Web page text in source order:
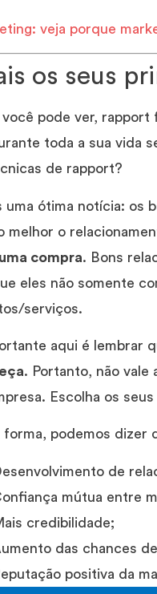
veja porque
os seus
pode ver, rapport
toda a sua vida
de rapport?
uma ótima notícia: os
melhor o
compra. Bons
eles não somente
serviços.
aqui é lembrar
. Portanto, não vale
Escolha os
forma, podemos dizer
de
mútua entre
credibilidade;
das chances de
positiva da